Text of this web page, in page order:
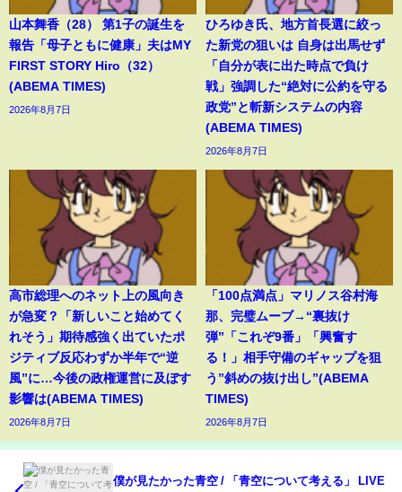
山本舞香（28） 第1子の誕生を
報告「母子ともに健康」夫はMY
FIRST STORY Hiro（32）
(ABEMA TIMES)
2026年8月7日
ひろゆき氏、地方首長選に絞っ
た新党の狙いは 自身は出馬せず
「自分が表に出た時点で負け
戦」強調した“絶対に公約を守る
政党”と斬新システムの内容
(ABEMA TIMES)
2026年8月7日
高市総理へのネット上の風向き
が急変？「新しいこと始めてく
れそう」期待感強く出ていたポ
ジティブ反応わずか半年で“逆
風”に…今後の政権運営に及ぼす
影響は(ABEMA TIMES)
2026年8月7日
「100点満点」マリノス谷村海
那、完璧ムーブ→“裏抜け
弾”「これぞ9番」「興奮す
る！」相手守備のギャップを狙
う”斜めの抜け出し”(ABEMA
TIMES)
2026年8月7日
僕が見たかった青空 / 「青空について考える」 LIVE